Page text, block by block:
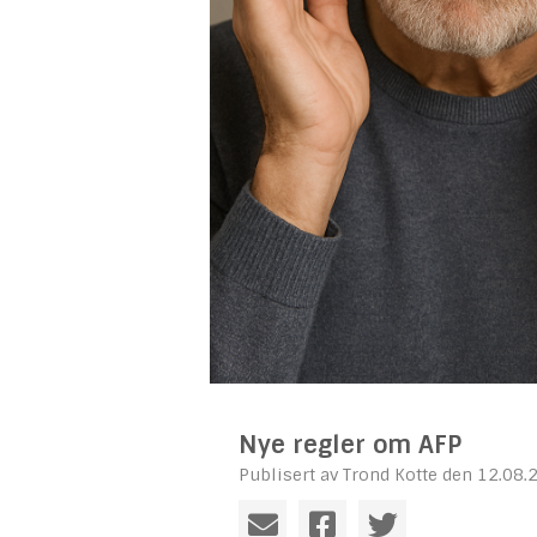
Nye regler om AFP
Publisert av Trond Kotte den